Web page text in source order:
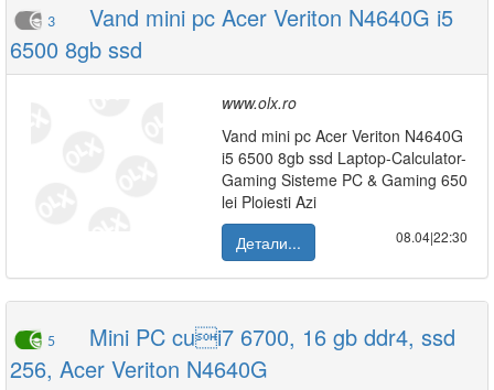
3
Vand mini pc Acer Veriton N4640G i5
6500 8gb ssd
www.olx.ro
Vand mini pc Acer Veriton N4640G
i5 6500 8gb ssd Laptop-Calculator-
Gaming Sisteme PC & Gaming 650
lei Ploiesti Azi
Детали...
08.04|22:30
5
Mini PC cui7 6700, 16 gb ddr4, ssd
256, Acer Veriton N4640G